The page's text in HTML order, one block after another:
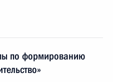
по формированию